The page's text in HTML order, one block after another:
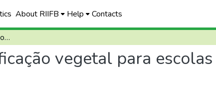
About RIIFB Help Contacts
Material didático on-line sobre classificação vegetal para escolas sem acesso às áreas verdes
vegetal para escolas